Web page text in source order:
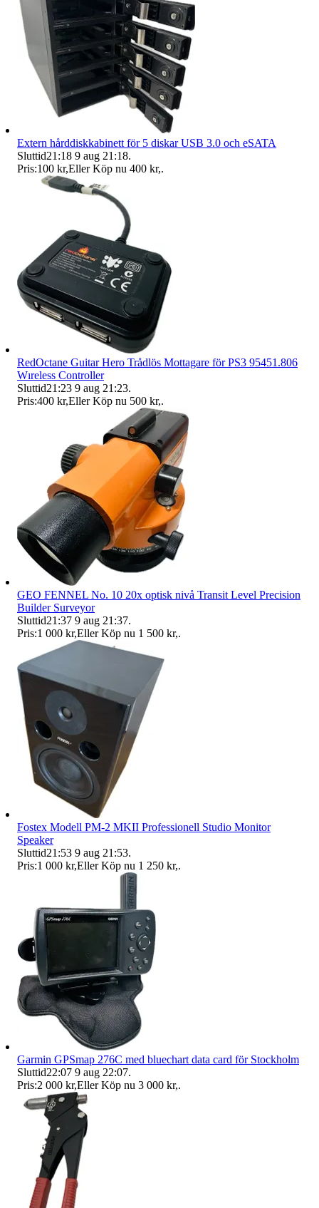
Extern hårddiskkabinett för 5 diskar USB 3.0 och eSATA
Sluttid21:18 9 aug 21:18.
Pris:100 kr,Eller Köp nu 400 kr,.
RedOctane Guitar Hero Trådlös Mottagare för PS3 95451.806
Wıreless Controller
Sluttid21:23 9 aug 21:23.
Pris:400 kr,Eller Köp nu 500 kr,.
GEO FENNEL No. 10 20x optisk nivå Transit Level Precision
Builder Surveyor
Sluttid21:37 9 aug 21:37.
Pris:1 000 kr,Eller Köp nu 1 500 kr,.
Fostex Modell PM-2 MKII Professionell Studio Monitor
Speaker
Sluttid21:53 9 aug 21:53.
Pris:1 000 kr,Eller Köp nu 1 250 kr,.
Garmin GPSmap 276C med bluechart data card för Stockholm
Sluttid22:07 9 aug 22:07.
Pris:2 000 kr,Eller Köp nu 3 000 kr,.